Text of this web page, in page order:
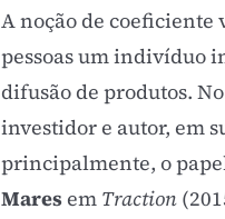
A noção de coeficiente
pessoas um indivíduo
difusão de produtos.
investidor e autor, em
principalmente, o
Mares em Traction